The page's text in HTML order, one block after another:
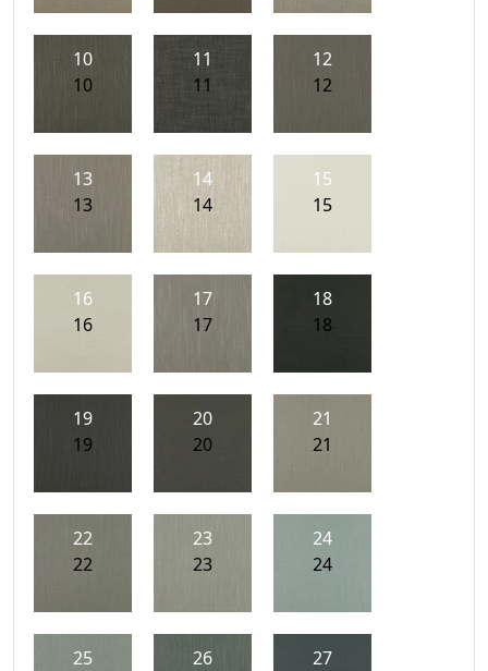
10
10
11
11
12
12
13
13
14
14
15
15
16
16
17
17
18
18
19
19
20
20
21
21
22
22
23
23
24
24
25
26
27